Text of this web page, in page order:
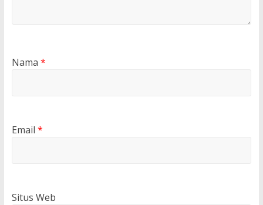
Nama *
Email *
Situs Web